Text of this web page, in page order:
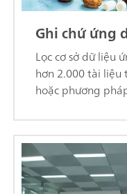
Ghi chứ ứng
Lọc cơ sở dữ liệu
hơn 2.000 tài
hoặc phương